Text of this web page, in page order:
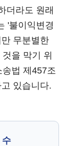
더라도 원래
'불이익변경
무분별한
을 막기 위
법 제457조
있습니다.
수